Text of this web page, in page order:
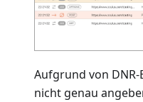
Aufgrund von
nicht genau